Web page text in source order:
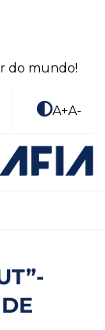
do mundo!
A+A-